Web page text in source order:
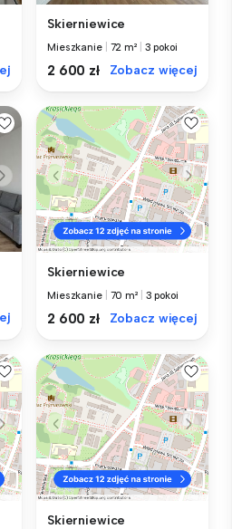
Skierniewice
Mieszkanie 72 m² 3 pokoi
2 600 zł Zobacz więcej
Skierniewice
Mieszkanie 70 m² 3 pokoi
2 600 zł Zobacz więcej
Skierniewice